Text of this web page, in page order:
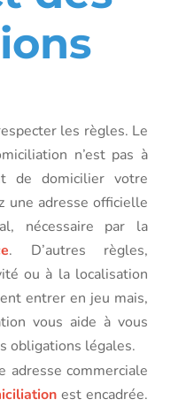
les règles. Le
n’est pas à
de domicilier votre
une adresse officielle
nécessaire par la
. D’autres règles,
ou à la localisation
entrer en jeu mais,
vous aide à vous
obligations légales.
adresse commerciale
est encadrée.